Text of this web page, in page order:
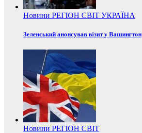
Новини РЕГІОН СВІТ УКРАЇНА
Зеленський анонсував візит у Вашингтон
Новини РЕГІОН СВІТ